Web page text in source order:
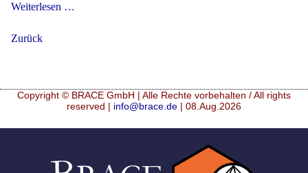
Weiterlesen …
Zurück
Copyright © BRACE GmbH | Alle Rechte vorbehalten / All rights
reserved | info@brace.de | 08.Aug.2026